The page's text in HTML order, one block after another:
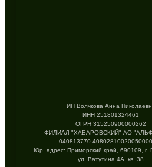
ИП Волчкова Анна
ИНН 251801324461
ОГРН 315250900000262
ФИЛИАЛ "ХАБАРОВСКИЙ" АО
040813770
Юр. адрес: Приморский край, 690109, г.
ул. Ватутина 4А, кв. 38